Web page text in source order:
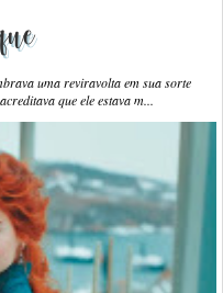
uma reviravolta em sua sorte
que ele estava m...